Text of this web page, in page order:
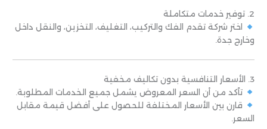
2. توفير خدمات متكاملة
اختر شركة تقدم الفك والتركيب، التغليف، التخزين، والنقل داخل
وخارج جدة.
3. الأسعار التنافسية بدون تكاليف مخفية
تأكد من أن السعر المعروض يشمل جميع الخدمات المطلوبة.
قارن بين الأسعار المختلفة للحصول على أفضل قيمة مقابل
السعر.